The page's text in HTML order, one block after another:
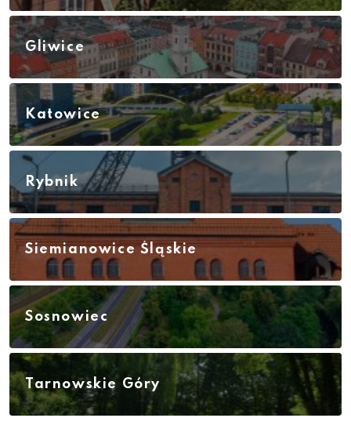
Gliwice
Katowice
Rybnik
Siemianowice Śląskie
Sosnowiec
Tarnowskie Góry